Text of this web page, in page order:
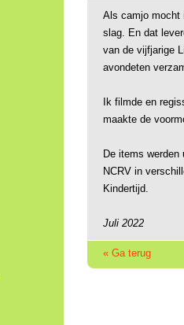
Als camjo mocht
slag. En dat
van de vijfjarige
avondeten
Ik filmde en
maakte de
De items werden
NCRV in
Kindertijd.
Juli 2022
« Ga terug